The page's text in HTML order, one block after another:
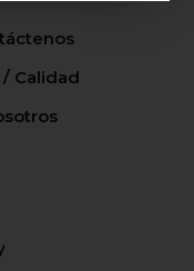
Calidad